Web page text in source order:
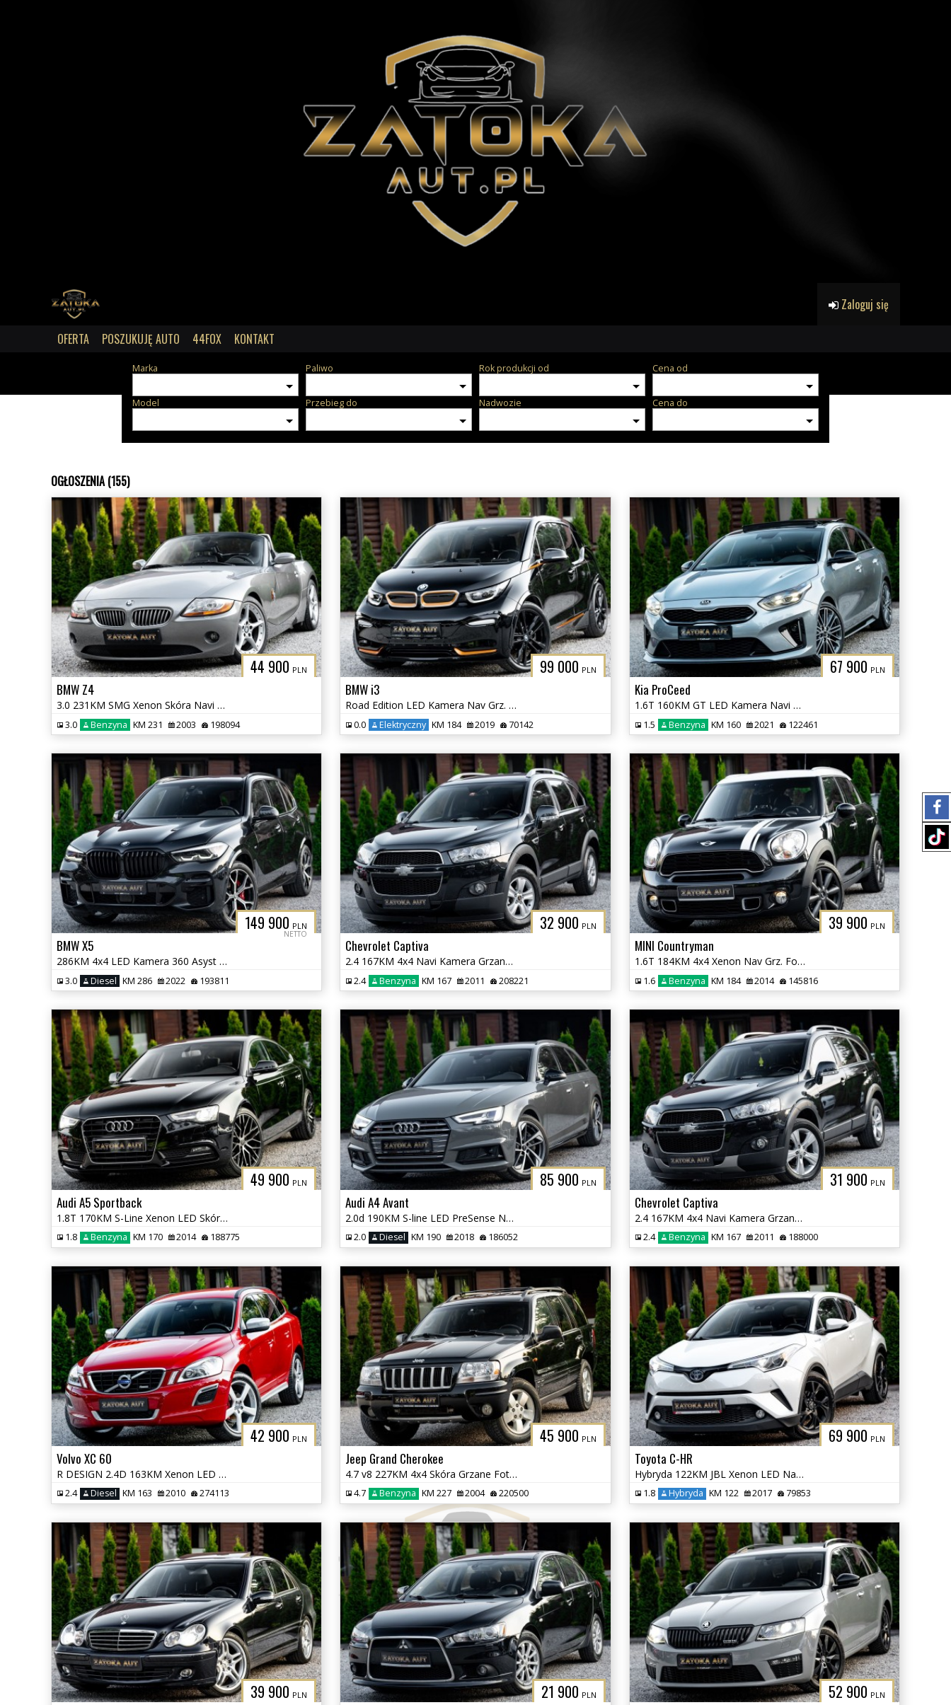
Zaloguj się
OFERTA POSZUKUJĘ AUTO 44FOX KONTAKT
Marka Paliwo Rok produkcji od Cena od
Model Przebieg do Nadwozie Cena do
OGŁOSZENIA (155)
44 900 PLN
BMW Z4
3.0 231KM SMG Xenon Skóra Navi Tempomat Klima Grzane Fotele
3.0 Benzyna KM 231 2003 198094
99 000 PLN
BMW i3
Road Edition LED Kamera Nav Grz. Fot Skóra H&K Tempomat
0.0 Elektryczny KM 184 2019 70142
67 900 PLN
Kia ProCeed
1.6T 160KM GT LED Kamera Navi Grz. Fot. Lane Ass. ACC PDC JBL
1.5 Benzyna KM 160 2021 122461
149 900 PLN
NETTO
BMW X5
286KM 4x4 LED Kamera 360 Asyst Kolizji Lane Ass. Navi Grz. Fot Virtual
3.0 Diesel KM 286 2022 193811
32 900 PLN
Chevrolet Captiva
2.4 167KM 4x4 Navi Kamera Grzane Fot Klima PDC 7 osób Sprowadzony
2.4 Benzyna KM 167 2011 208221
39 900 PLN
MINI Countryman
1.6T 184KM 4x4 Xenon Nav Grz. Fot Skóra Tempomat Klima Serwis
1.6 Benzyna KM 184 2014 145816
49 900 PLN
Audi A5 Sportback
1.8T 170KM S-Line Xenon LED Skóra Tempomat PDC Klima Serwis
1.8 Benzyna KM 170 2014 188775
85 900 PLN
Audi A4 Avant
2.0d 190KM S-line LED PreSense Nav PDC ADS B&O Grz. Fot Masaż
2.0 Diesel KM 190 2018 186052
31 900 PLN
Chevrolet Captiva
2.4 167KM 4x4 Navi Kamera Grzane Fot Klima PDC 7 osób Sprowadzony
2.4 Benzyna KM 167 2011 188000
42 900 PLN
Volvo XC 60
R DESIGN 2.4D 163KM Xenon LED City Safety PDC HIFI Sound Navi Serwis
2.4 Diesel KM 163 2010 274113
45 900 PLN
Jeep Grand Cherokee
4.7 v8 227KM 4x4 Skóra Grzane Fot Tempomat Klima Skóra Zadbany BEZ RDZ
4.7 Benzyna KM 227 2004 220500
69 900 PLN
Toyota C-HR
Hybryda 122KM JBL Xenon LED Navi Grz. Fot. Lane Ass. Kamera Park Ass.
1.8 Hybryda KM 122 2017 79853
39 900 PLN 21 900 PLN 52 900 PLN